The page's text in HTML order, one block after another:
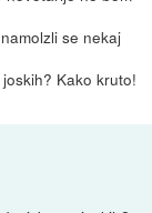
se nekaj
Kako kruto!